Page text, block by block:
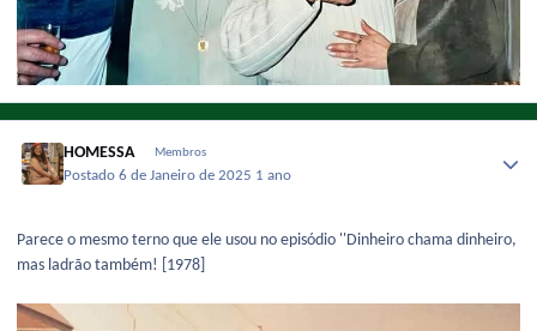
HOMESSA Membros
Postado6 de Janeiro de 2025 1 ano
Parece o mesmo terno que ele usou no episódio ''Dinheiro chama dinheiro,
mas ladrão também! [1978]